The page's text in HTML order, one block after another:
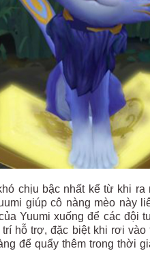
chịu bậc nhất kể từ khi
giúp cô nàng mèo này
Yuumi xuống để các đội
hỗ trợ, đặc biệt khi rơi
để quẩy thêm trong thời